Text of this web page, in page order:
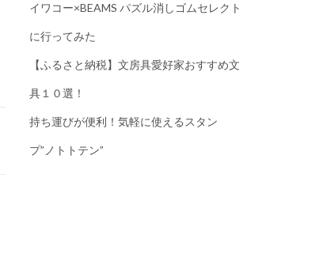
イワコー×BEAMS パズル消しゴムセレクト
に行ってみた
【ふるさと納税】文房具愛好家おすすめ文
具１０選！
持ち運びが便利！気軽に使えるスタン
プ”ノトトテン”